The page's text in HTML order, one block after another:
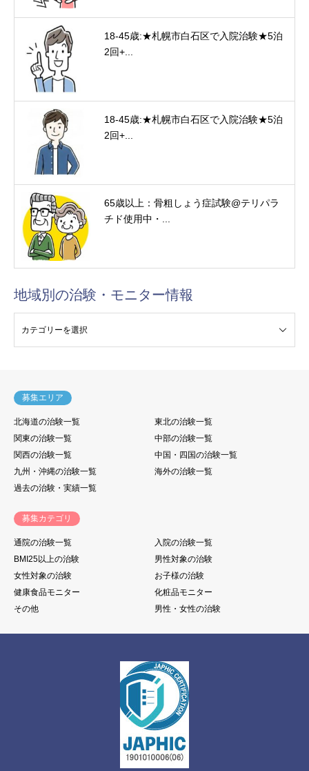
18-45歳:★札幌市白石区で入院治験★5泊
2回+...
18-45歳:★札幌市白石区で入院治験★5泊
2回+...
65歳以上：骨粗しょう症試験@テリパラ
チド使用中・...
地域別の治験・モニター情報
募集エリア
北海道の治験一覧
東北の治験一覧
関東の治験一覧
中部の治験一覧
関西の治験一覧
中国・四国の治験一覧
九州・沖縄の治験一覧
海外の治験一覧
過去の治験・実績一覧
募集カテゴリ
通院の治験一覧
入院の治験一覧
BMI25以上の治験
男性対象の治験
女性対象の治験
お子様の治験
健康食品モニター
化粧品モニター
その他
男性・女性の治験